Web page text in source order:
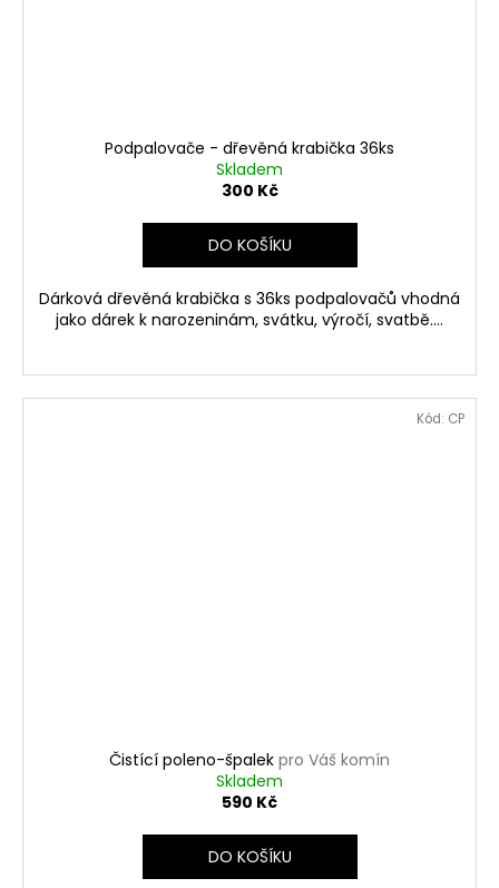
Podpalovače - dřevěná krabička 36ks
Skladem
300 Kč
DO KOŠÍKU
Dárková dřevěná krabička s 36ks podpalovačů vhodná
jako dárek k narozeninám, svátku, výročí, svatbě....
Čistící poleno-špalek pro Váš komín
Skladem
590 Kč
DO KOŠÍKU
Kód: CP